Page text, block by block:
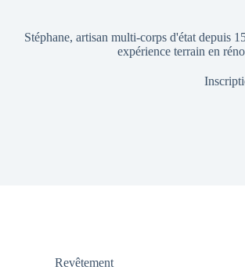
Stéphane, artisan multi-corps d'état depuis
expérience terrain en
Revêtement